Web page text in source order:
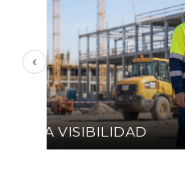
‹
ALTA VISIBILIDAD